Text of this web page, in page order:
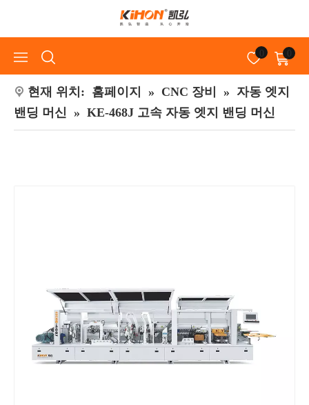
0
현재 위치: 홈페이지 » CNC 장비 » 자동 엣지
밴딩 머신
» KE-468J 고속 자동 엣지 밴딩 머신